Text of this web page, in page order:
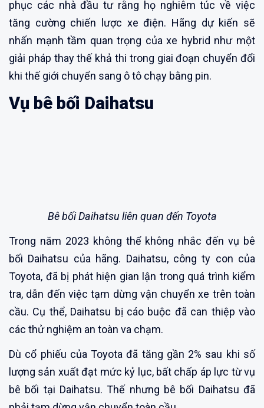
phục các nhà đầu tư rằng họ nghiêm túc về việc
tăng cường chiến lược xe điện. Hãng dự kiến sẽ
nhấn mạnh tầm quan trọng của xe hybrid như một
giải pháp thay thế khả thi trong giai đoạn chuyển đổi
khi thế giới chuyển sang ô tô chạy bằng pin.
Vụ bê bối Daihatsu
Bê bối Daihatsu liên quan đến Toyota
Trong năm 2023 không thể không nhắc đến vụ bê
bối Daihatsu của hãng. Daihatsu, công ty con của
Toyota, đã bị phát hiện gian lận trong quá trình kiểm
tra, dẫn đến việc tạm dừng vận chuyển xe trên toàn
cầu. Cụ thể, Daihatsu bị cáo buộc đã can thiệp vào
các thử nghiệm an toàn va chạm.
Dù cổ phiếu của Toyota đã tăng gần 2% sau khi số
lượng sản xuất đạt mức kỷ lục, bất chấp áp lực từ vụ
bê bối tại Daihatsu. Thế nhưng bê bối Daihatsu đã